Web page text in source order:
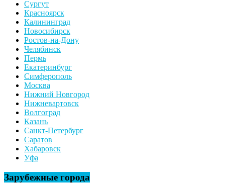
Сургут
Красноярск
Калининград
Новосибирск
Ростов-на-Дону
Челябинск
Пермь
Екатеринбург
Симферополь
Москва
Нижний Новгород
Нижневартовск
Волгоград
Казань
Санкт-Петербург
Саратов
Хабаровск
Уфа
Зарубежные города